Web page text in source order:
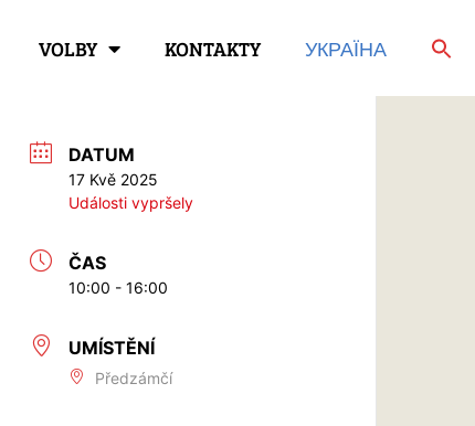
VOLBY KONTAKTY УКРАЇНА
DATUM
17 Kvě 2025
Události vypršely
ČAS
10:00 - 16:00
UMÍSTĚNÍ
Předzámčí